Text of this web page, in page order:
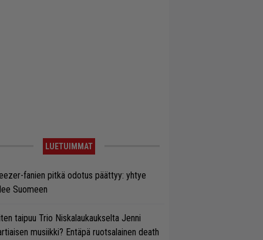
LUETUIMMAT
fanien pitkä odotus päättyy: yhtye
Suomeen
taipuu Trio Niskalaukaukselta Jenni
musiikki? Entäpä ruotsalainen death